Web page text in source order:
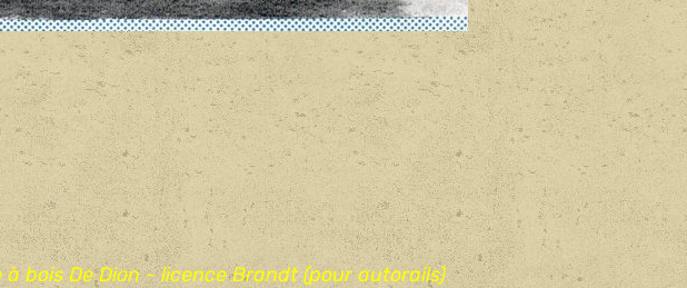
à bois De Dion - licence Brandt (pour autorails)